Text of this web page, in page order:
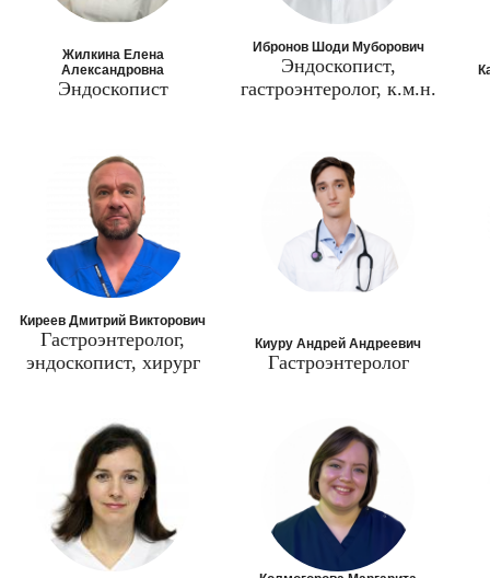
Жилкина Елена
Александровна
Эндоскопист
Ибронов Шоди Муборович
Эндоскопист,
гастроэнтеролог, к.м.н.
Киреев Дмитрий Викторович
Гастроэнтеролог,
эндоскопист, хирург
Киуру Андрей Андреевич
Гастроэнтеролог